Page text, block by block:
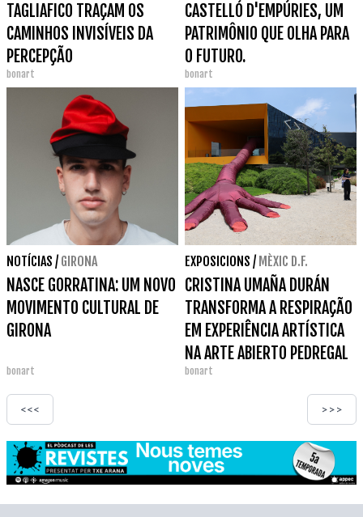
TAGLIAFICO TRAÇAM OS
CAMINHOS INVISÍVEIS DA
PERCEPÇÃO
bonart
CASTELLÓ D'EMPÚRIES, UM
PATRIMÔNIO QUE OLHA PARA
O FUTURO.
bonart
NOTÍCIAS / GIRONA
NASCE GORRATINA: UM NOVO
MOVIMENTO CULTURAL DE
GIRONA
bonart
EXPOSICIONS / MÈXIC D.F.
CRISTINA UMAÑA DURÁN
TRANSFORMA A RESPIRAÇÃO
EM EXPERIÊNCIA ARTÍSTICA
NA ARTE ABIERTO PEDREGAL
bonart
<<< >>>